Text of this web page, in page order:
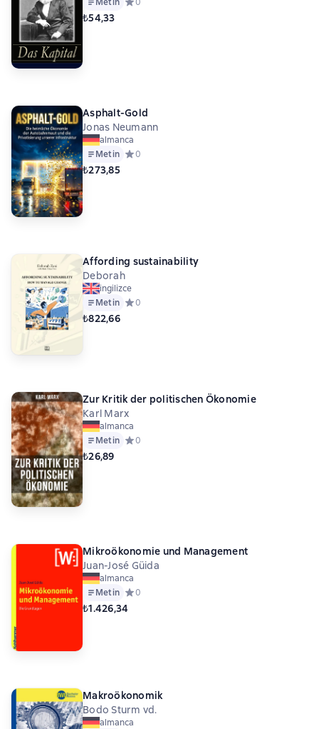
₺54,33
Asphalt-Gold
Jonas Neumann
almanca
Metin Средний рейтинг 0 на основе 0 оценок
0
₺273,85
Affording sustainability
Deborah
ingilizce
Metin Средний рейтинг 0 на основе 0 оценок
0
₺822,66
Zur Kritik der politischen Ökonomie
Karl Marx
almanca
Metin Средний рейтинг 0 на основе 0 оценок
0
₺26,89
Mikroökonomie und Management
Juan-José Güida
almanca
Metin Средний рейтинг 0 на основе 0 оценок
0
₺1.426,34
Makroökonomik
Bodo Sturm vd.
almanca